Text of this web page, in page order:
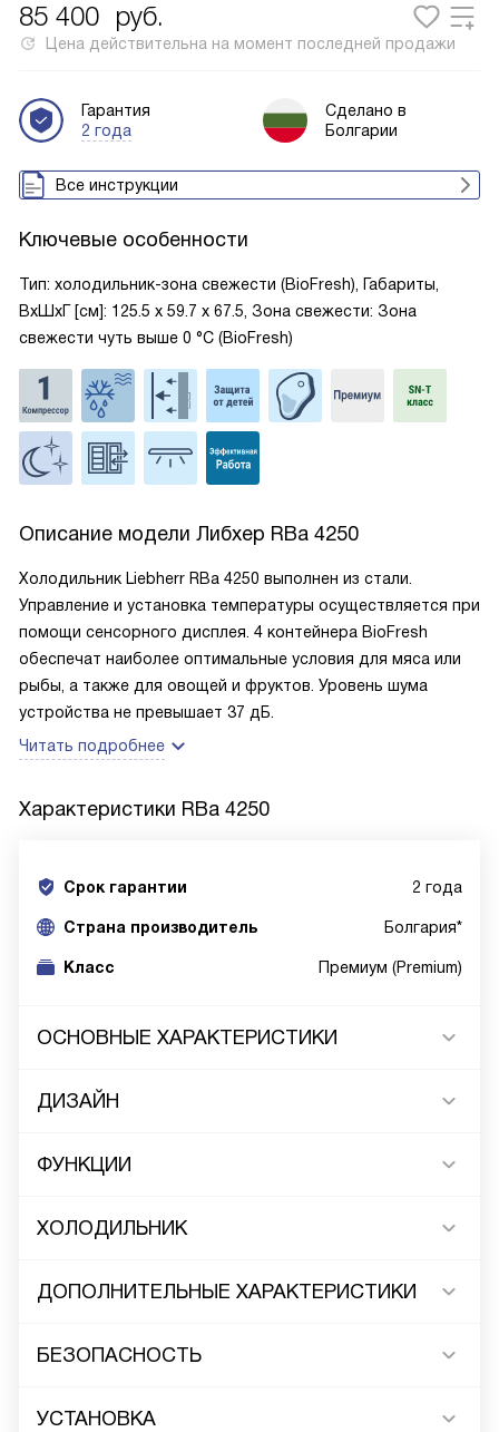
85 400 руб.
Цена действительна на момент последней продажи
Гарантия
2 года
Сделано в
Болгарии
Все инструкции
Ключевые особенности
Тип: холодильник-зона свежести (BioFresh), Габариты,
ВxШxГ [см]: 125.5 х 59.7 х 67.5, Зона свежести: Зона
свежести чуть выше 0 °С (BioFresh)
Описание модели Либхер RBa 4250
Холодильник Liebherr RBa 4250 выполнен из стали.
Управление и установка температуры осуществляется при
помощи сенсорного дисплея. 4 контейнера BioFresh
обеспечат наиболее оптимальные условия для мяса или
рыбы, а также для овощей и фруктов. Уровень шума
устройства не превышает 37 дБ.
Читать подробнее
Характеристики RBa 4250
Срок гарантии 2 года
Cтрана производитель Болгария*
Класс Премиум (Premium)
ОСНОВНЫЕ ХАРАКТЕРИСТИКИ
ДИЗАЙН
ФУНКЦИИ
ХОЛОДИЛЬНИК
ДОПОЛНИТЕЛЬНЫЕ ХАРАКТЕРИСТИКИ
БЕЗОПАСНОСТЬ
УСТАНОВКА